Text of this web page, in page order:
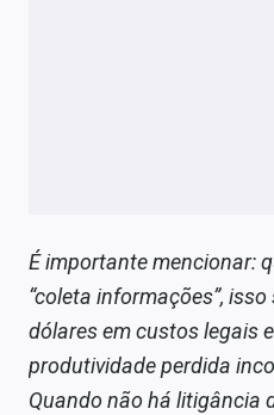
É importante mencionar:
“coleta informações”,
dólares em custos legais
produtividade perdida
Quando não há litigância